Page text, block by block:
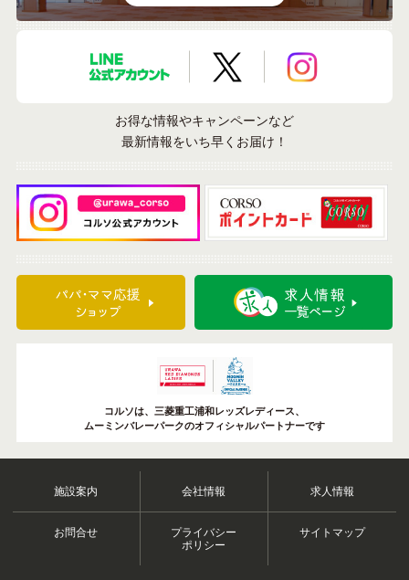
LINE公式アカウントX公式アカウント
お得な情報やキャンペーンなど
最新情報をいち早くお届け！
コルソは、三菱重工浦和レッズレディース、
ムーミンバレーパークのオフィシャルパートナーです
施設案内 会社情報 求人情報
お問合せ
プライバシー
ポリシー
サイトマップ